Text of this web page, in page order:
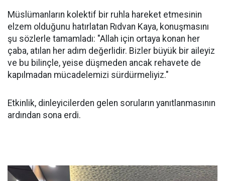
Müslümanların kolektif bir ruhla hareket etmesinin
elzem olduğunu hatırlatan Rıdvan Kaya, konuşmasını
şu sözlerle tamamladı: "Allah için ortaya konan her
çaba, atılan her adım değerlidir. Bizler büyük bir aileyiz
ve bu bilinçle, yeise düşmeden ancak rehavete de
kapılmadan mücadelemizi sürdürmeliyiz."
Etkinlik, dinleyicilerden gelen soruların yanıtlanmasının
ardından sona erdi.